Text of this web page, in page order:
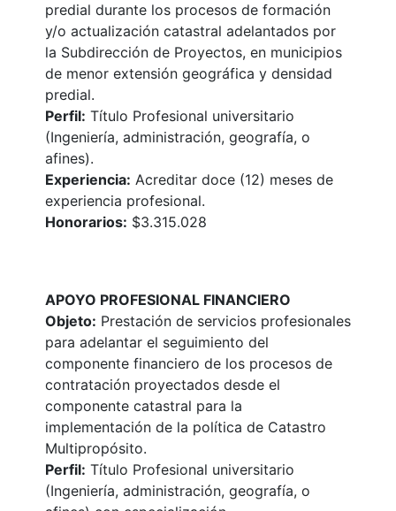
predial durante los procesos de formación
y/o actualización catastral adelantados por
la Subdirección de Proyectos, en municipios
de menor extensión geográfica y densidad
predial.
Perfil: Título Profesional universitario
(Ingeniería, administración, geografía, o
afines).
Experiencia: Acreditar doce (12) meses de
experiencia profesional.
Honorarios: $3.315.028
APOYO PROFESIONAL FINANCIERO
Objeto: Prestación de servicios profesionales
para adelantar el seguimiento del
componente financiero de los procesos de
contratación proyectados desde el
componente catastral para la
implementación de la política de Catastro
Multipropósito.
Perfil: Título Profesional universitario
(Ingeniería, administración, geografía, o